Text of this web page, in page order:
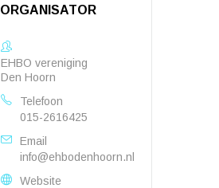
ORGANISATOR
EHBO vereniging
Den Hoorn
Telefoon
015-2616425
Email
info@ehbodenhoorn.nl
Website